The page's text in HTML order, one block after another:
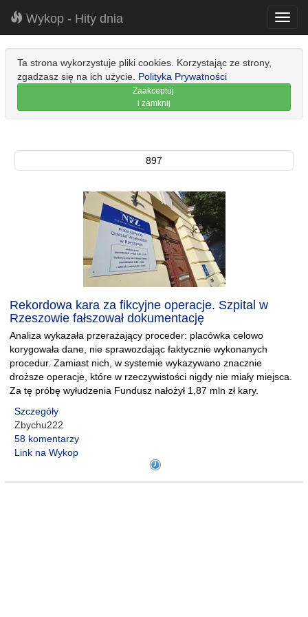
Wykop - Hity dnia
Ta strona wykorzystuje pliki cookies. Korzystając ze strony,
zgadzasz się na ich użycie. Polityka Prywatności
Zaakceptuj
i zamknij
897
Rekordowa kara za fikcyjne operacje. Szpital w
Rzeszowie fałszował dokumentację
Analiza wykazała przerażający proceder: placówka celowo
korygowała dane, nie sprawozdając faktycznie wykonanych
procedur. Zamiast nich, w systemie wykazywano znacznie
droższe operacje, które w rzeczywistości nigdy nie miały miejsca.
Za tę próbę wyłudzenia Fundusz nałożył 1,87 mln zł kary.
Szczegóły
Zbychu222
58 komentarzy
Link na Wykop